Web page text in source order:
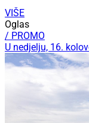
VIŠE
Oglas
/ PROMO
U nedjelju, 16.